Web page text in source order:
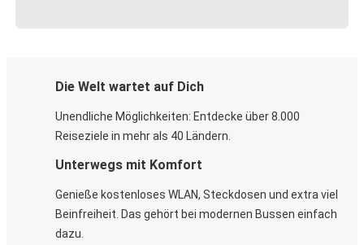
Die Welt wartet auf Dich
Unendliche Möglichkeiten: Entdecke über 8.000
Reiseziele in mehr als 40 Ländern.
Unterwegs mit Komfort
Genieße kostenloses WLAN, Steckdosen und extra viel
Beinfreiheit. Das gehört bei modernen Bussen einfach
dazu.